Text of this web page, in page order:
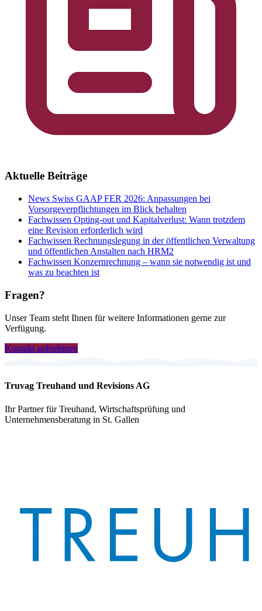
Aktuelle Beiträge
News Swiss GAAP FER 2026: Anpassungen bei
Vorsorgeverpflichtungen im Blick behalten
Fachwissen Opting-out und Kapitalverlust: Wann trotzdem
eine Revision erforderlich wird
Fachwissen Rechnungslegung in der öffentlichen Verwaltung
und öffentlichen Anstalten nach HRM2
Fachwissen Konzernrechnung – wann sie notwendig ist und
was zu beachten ist
Fragen?
Unser Team steht Ihnen für weitere Informationen gerne zur
Verfügung.
Kontakt aufnehmen
Truvag Treuhand und Revisions AG
Ihr Partner für Treuhand, Wirtschaftsprüfung und
Unternehmensberatung in St. Gallen